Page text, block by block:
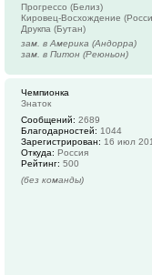
Прогрессо (Белиз)
Кировец-Восхождение
Друкпа (Бутан)
зам. в Америка (Андорра)
зам. в Питон (Реюньон)
Чемпионка
Знаток
Сообщений: 2689
Благодарностей: 1044
Зарегистрирован: 16 июл
Откуда: Россия
Рейтинг: 500
(без команды)